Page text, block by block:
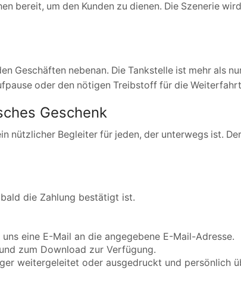
bereit, um den Kunden zu dienen. Die Szenerie
Geschäften nebenan. Die Tankstelle ist mehr als
oder den nötigen Treibstoff für die
Geschenk
nützlicher Begleiter für jeden, der unterwegs ist.
die Zahlung bestätigt ist.
eine E-Mail an die angegebene E-Mail-Adresse.
zum Download zur Verfügung.
weitergeleitet oder ausgedruckt und persönlich